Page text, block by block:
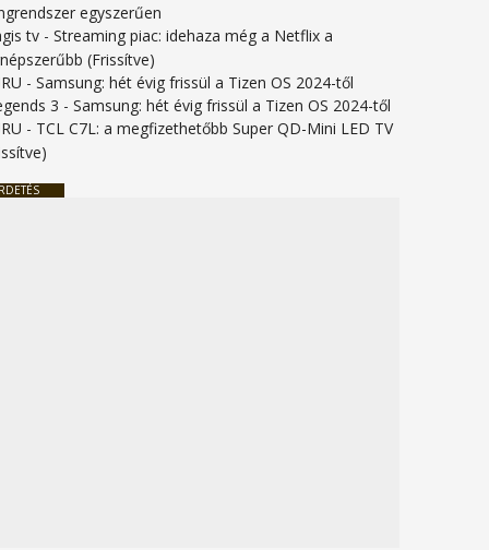
egyszerűen
tv -Streaming piac: idehaza még a Netflix a
(Frissítve)
-Samsung: hét évig frissül a Tizen OS 2024-től
3 -Samsung: hét évig frissül a Tizen OS 2024-től
- TCL C7L: a megfizethetőbb Super QD-Mini LED TV